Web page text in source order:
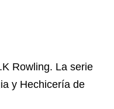
Rowling. La serie
y Hechicería de